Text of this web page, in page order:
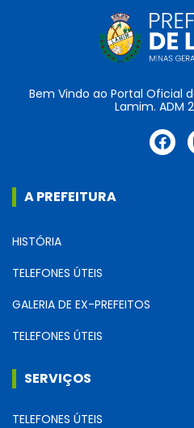
Bem Vindo ao Portal Oficial
Lamim. ADM
A PREFEITURA
HISTÓRIA
TELEFONES ÚTEIS
GALERIA DE EX-PREFEITOS
TELEFONES ÚTEIS
SERVIÇOS
TELEFONES ÚTEIS